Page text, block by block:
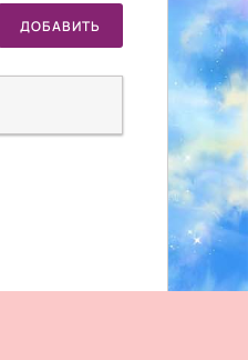
ДОБАВИТЬ